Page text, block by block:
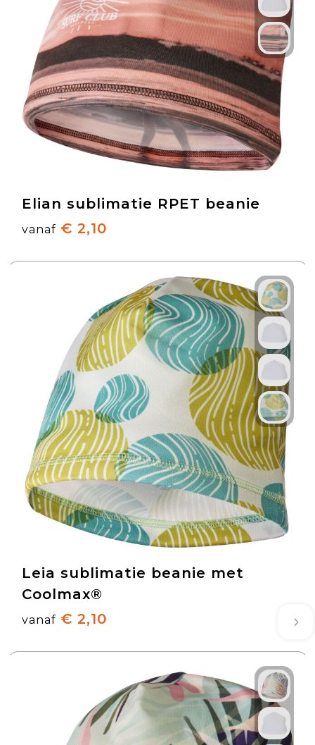
Elian sublimatie RPET beanie
vanaf € 2,10
Leia sublimatie beanie met
Coolmax®
vanaf € 2,10